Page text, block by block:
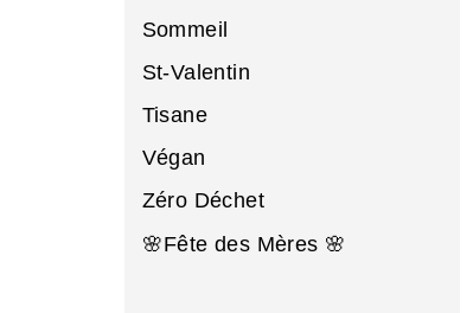
Sommeil
St-Valentin
Tisane
Végan
Zéro Déchet
🌸Fête des Mères 🌸